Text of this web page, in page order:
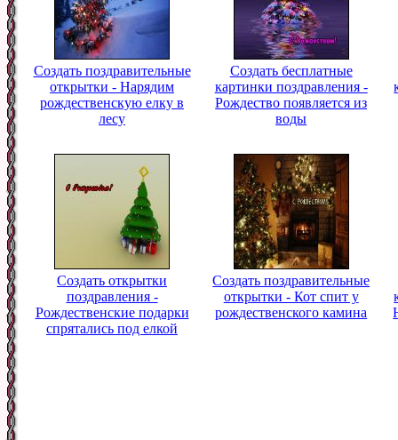
Создать поздравительные
открытки - Нарядим
рождественскую елку в
лесу
Создать бесплатные
картинки поздравления -
Рождество появляется из
воды
Создать открытки
поздравления -
Рождественские подарки
спрятались под елкой
Создать поздравительные
открытки - Кот спит у
рождественского камина